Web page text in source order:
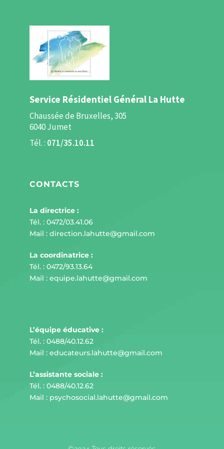
Service Résidentiel Général La Hutte
Chaussée de Bruxelles, 305
6040 Jumet
Tél. : 071/35.10.11
CONTACTS
La directrice :
Tél. : 0472/03.41.06
Mail : direction.lahutte@gmail.com
La coordinatrice :
Tél. : 0472/93.13.64
Mail : equipe.lahutte@gmail.com
L’équipe éducative :
Tél. : 0488/40.12.62
Mail : educateurs.lahutte@gmail.com
L’assistante sociale :
Tél. : 0488/40.12.62
Mail : psychosocial.lahutte@gmail.com